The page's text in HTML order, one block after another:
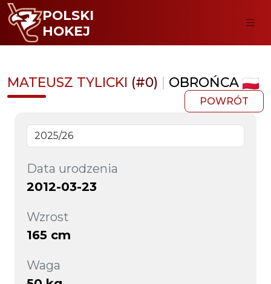
POLSKI
HOKEJ
MATEUSZ TYLICKI (#0) | OBROŃCA
POWRÓT
Data urodzenia
2012-03-23
Wzrost
165 cm
Waga